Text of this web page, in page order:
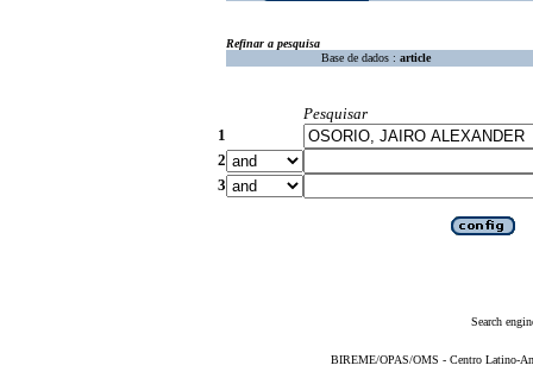
Refinar a pesquisa
Base de dados : article
Pesquisar
1
2
3
Search
BIREME/OPAS/OMS - Centro Latino-